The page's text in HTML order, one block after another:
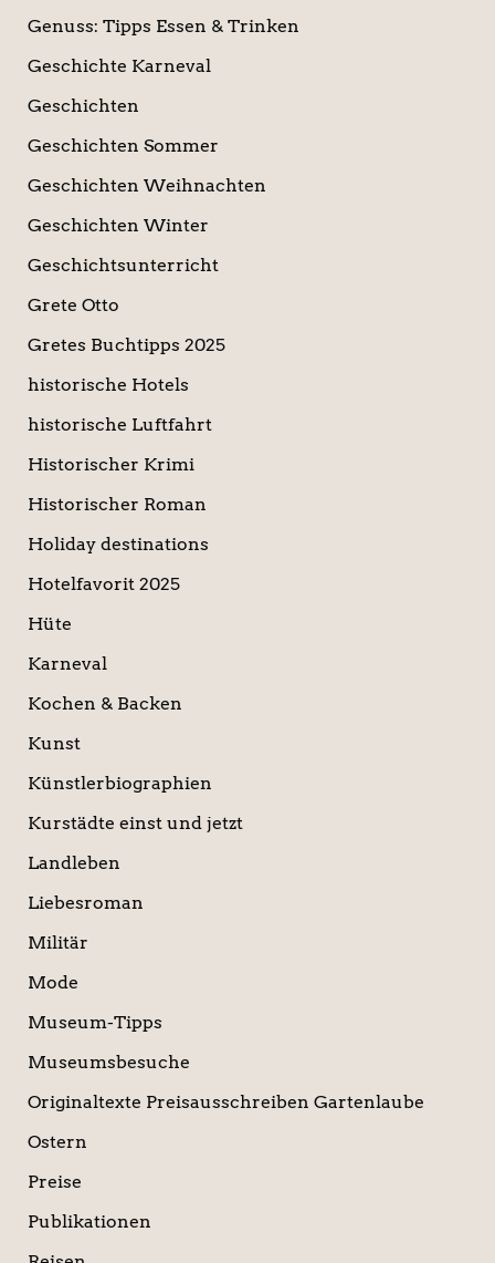
Genuss: Tipps Essen & Trinken
Geschichte Karneval
Geschichten
Geschichten Sommer
Geschichten Weihnachten
Geschichten Winter
Geschichtsunterricht
Grete Otto
Gretes Buchtipps 2025
historische Hotels
historische Luftfahrt
Historischer Krimi
Historischer Roman
Holiday destinations
Hotelfavorit 2025
Hüte
Karneval
Kochen & Backen
Kunst
Künstlerbiographien
Kurstädte einst und jetzt
Landleben
Liebesroman
Militär
Mode
Museum-Tipps
Museumsbesuche
Originaltexte Preisausschreiben Gartenlaube
Ostern
Preise
Publikationen